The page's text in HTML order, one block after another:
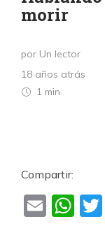
morir
por Un lector
18 años atrás
1 min
Compartir:
Email